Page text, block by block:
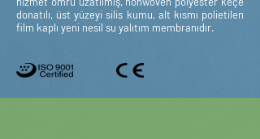
donatılı, üst yüzeyi silis kumu, alt kısmı polietilen
film kaplı yeni nesil su yalıtım membranıdır.